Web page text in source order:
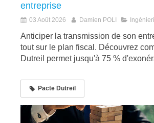
entreprise
03 Août 2026 Damien POLI
Anticiper la transmission de son
tout sur le plan fiscal. Découvrez
Dutreil permet jusqu'à 75 %
Pacte Dutreil